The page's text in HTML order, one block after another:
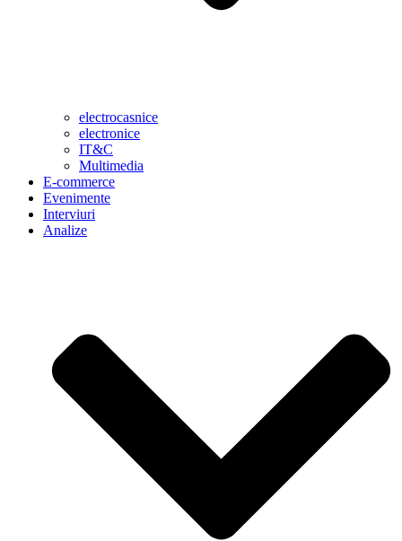
electrocasnice
electronice
IT&C
Multimedia
E-commerce
Evenimente
Interviuri
Analize